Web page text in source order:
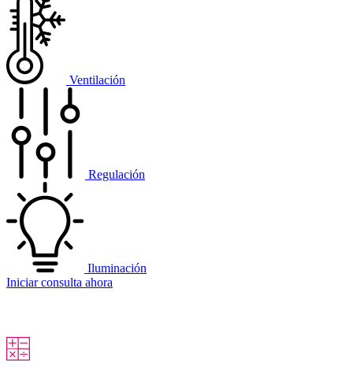
Ventilación
Regulación
Iluminación
Iniciar consulta ahora